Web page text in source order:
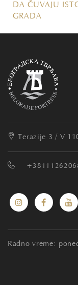
DA ČUVAJU
GRADA
Terazije 3 / V
Radno vreme: